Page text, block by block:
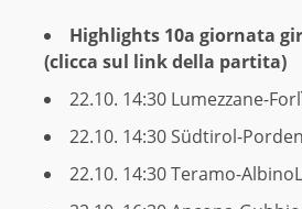
Highlights 10a giornata
(clicca sul link della partita)
22.10. 14:30 Lumezzane-
22.10. 14:30Südtirol-
22.10. 14:30Teramo-